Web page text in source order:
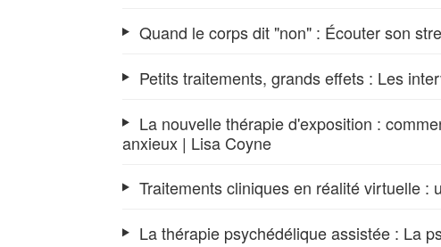
Quand le corps dit "non" : Écouter son
Petits traitements, grands effets : Les
La nouvelle thérapie d'exposition :
anxieux | Lisa Coyne
Traitements cliniques en réalité virtuelle :
La thérapie psychédélique assistée : La